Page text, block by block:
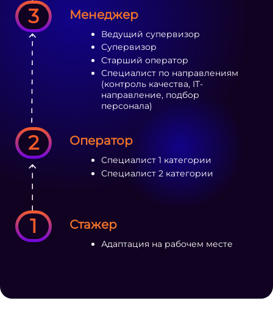
1
2
3
Стажер
Адаптация на рабочем месте
Оператор
Специалист 1 категории
Специалист 2 категории
Менеджер
Ведущий супервизор
Супервизор
Старший оператор
Специалист по направлениям
(контроль качества, IT-
направление, подбор
персонала)